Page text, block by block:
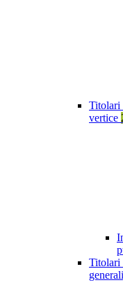
Titolari
vertice
Titolari